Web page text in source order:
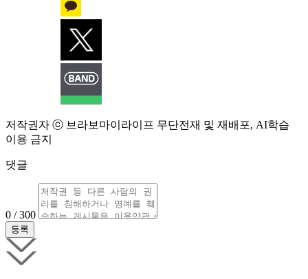
저작권자 ⓒ 브라보마이라이프 무단전재 및 재배포, AI학습
이용 금지
댓글
0 / 300